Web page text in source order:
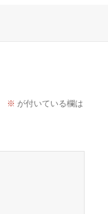
※ が付いている欄は